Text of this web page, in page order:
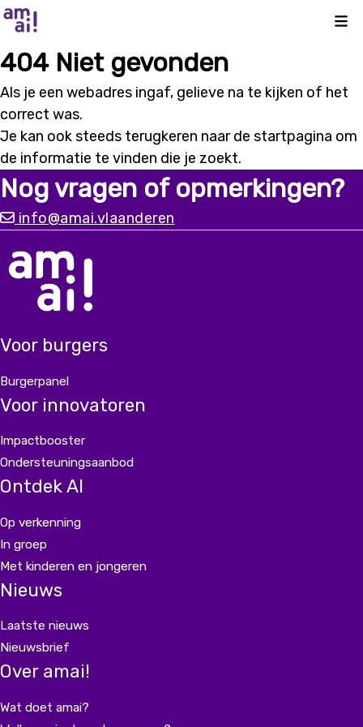
404 Niet gevonden
Als je een webadres ingaf, gelieve na te kijken of het
correct was.
Je kan ook steeds terugkeren naar de startpagina om
de informatie te vinden die je zoekt.
Nog vragen of opmerkingen?
info@amai.vlaanderen
Voor burgers
Burgerpanel
Voor innovatoren
Impactbooster
Ondersteuningsaanbod
Ontdek AI
Op verkenning
In groep
Met kinderen en jongeren
Nieuws
Laatste nieuws
Nieuwsbrief
Over amai!
Wat doet amai?